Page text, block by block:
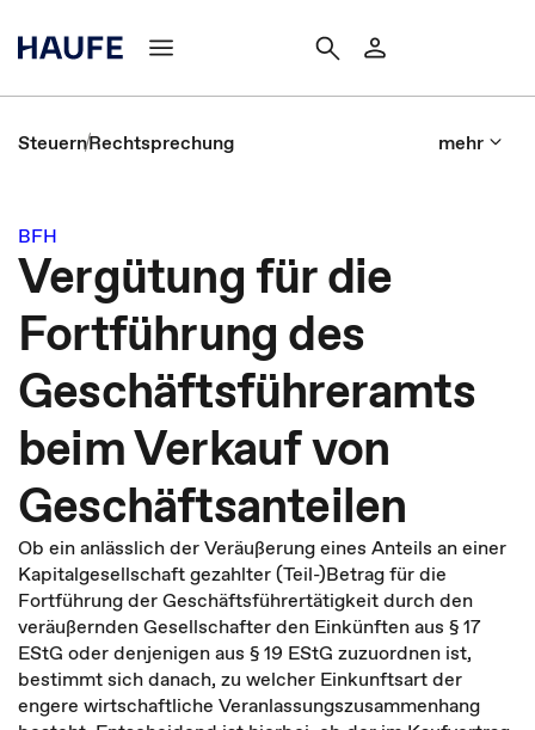
SteuernRechtsprechung mehr
BFH
Vergütung für die
Fortführung des
Geschäftsführeramts
beim Verkauf von
Geschäftsanteilen
Ob ein anlässlich der Veräußerung eines Anteils an einer
Kapitalgesellschaft gezahlter (Teil-)Betrag für die
Fortführung der Geschäftsführertätigkeit durch den
veräußernden Gesellschafter den Einkünften aus § 17
EStG oder denjenigen aus § 19 EStG zuzuordnen ist,
bestimmt sich danach, zu welcher Einkunftsart der
engere wirtschaftliche Veranlassungszusammenhang